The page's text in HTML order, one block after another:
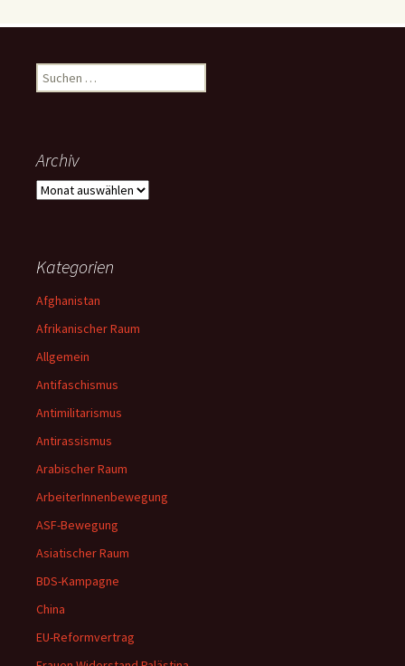
Suchen
nach:
Archiv
Archiv
Kategorien
Afghanistan
Afrikanischer Raum
Allgemein
Antifaschismus
Antimilitarismus
Antirassismus
Arabischer Raum
ArbeiterInnenbewegung
ASF-Bewegung
Asiatischer Raum
BDS-Kampagne
China
EU-Reformvertrag